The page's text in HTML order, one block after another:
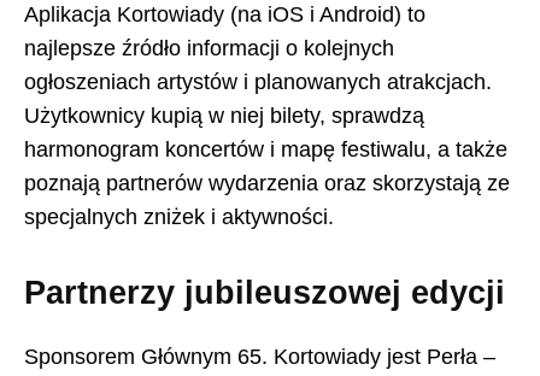
Aplikacja Kortowiady (na iOS i Android) to
najlepsze źródło informacji o kolejnych
ogłoszeniach artystów i planowanych atrakcjach.
Użytkownicy kupią w niej bilety, sprawdzą
harmonogram koncertów i mapę festiwalu, a także
poznają partnerów wydarzenia oraz skorzystają ze
specjalnych zniżek i aktywności.
Partnerzy jubileuszowej edycji
Sponsorem Głównym 65. Kortowiady jest Perła –